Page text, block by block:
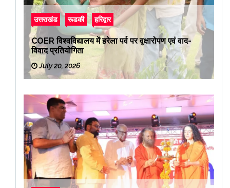
उत्तराखंड रूडकी हरिद्वार
COER विश्वविद्यालय में हरेला पर्व पर वृक्षारोपण एवं वाद-
विवाद प्रतियोगिता
July 20, 2026